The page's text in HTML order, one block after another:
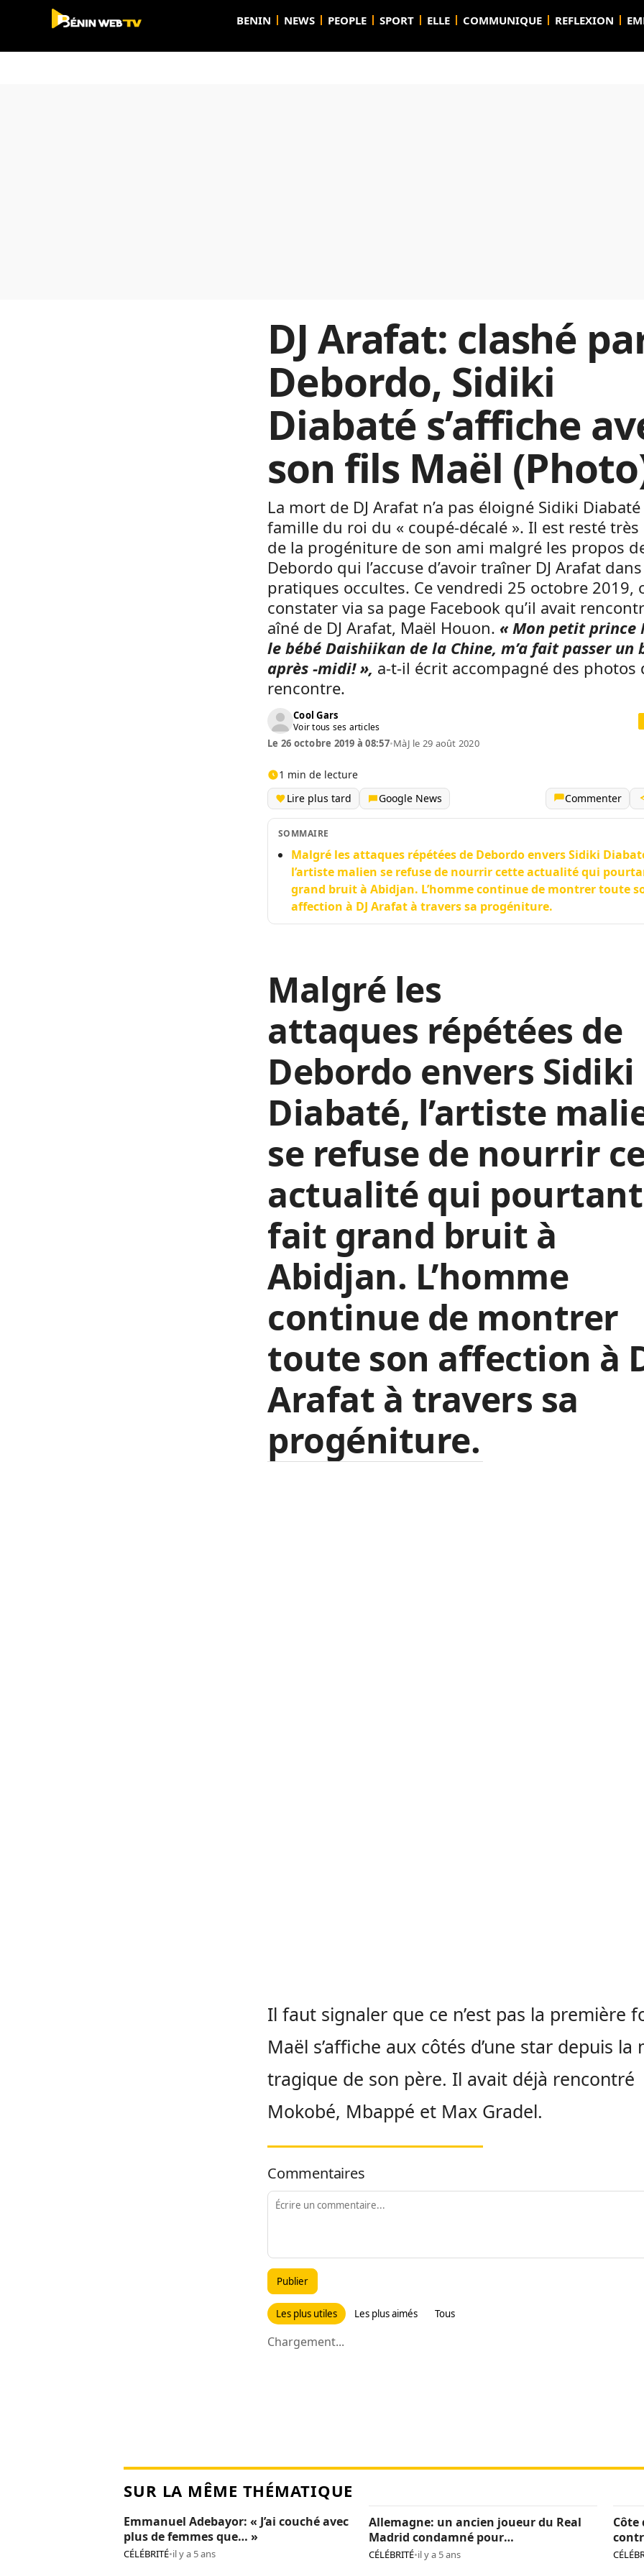
BENIN NEWS PEOPLE SPORT ELLE COMMUNIQUE REFLEXION
DJ Arafat: clashé
Debordo, Sidiki
Diabaté s’affiche
son fils Maël
La mort de DJ Arafat n’a pas éloigné Sidiki
famille du roi du « coupé-décalé ». Il est resté
de la progéniture de son ami malgré les propos
Debordo qui l’accuse d’avoir traîner DJ Arafat
pratiques occultes. Ce vendredi 25 octobre 2019,
constater via sa page Facebook qu’il avait
aîné de DJ Arafat, Maël Houon. « Mon petit prince
le bébé Daishiikan de la Chine, m’a fait passer un
après -midi! », a-t-il écrit accompagné des photos
rencontre.
Cool Gars
Voir tous ses articles
Le 26 octobre 2019 à 08:57•MàJ le 29 août 2020
1 min de lecture
Lire plus tard
Google News Commenter
SOMMAIRE
Malgré les attaques répétées de Debordo envers Sidiki
l’artiste malien se refuse de nourrir cette actualité qui
grand bruit à Abidjan. L’homme continue de montrer toute
affection à DJ Arafat à travers sa progéniture.
Malgré les
attaques répétées de
Debordo envers Sidiki
Diabaté, l’artiste
se refuse de nourrir
actualité qui pourtant
fait grand bruit à
Abidjan. L’homme
continue de montrer
toute son affection à
Arafat à travers sa
progéniture.
Il faut signaler que ce n’est pas la première
Maël s’affiche aux côtés d’une star depuis la
tragique de son père. Il avait déjà rencontré
Mokobé, Mbappé et Max Gradel.
Commentaires
Publier
Les plus utiles Les plus aimés Tous
Chargement...
SUR LA MÊME THÉMATIQUE
Emmanuel Adebayor: « J’ai couché avec
plus de femmes que… »
CÉLÉBRITÉ•il y a 5 ans
Allemagne: un ancien joueur du Real
Madrid condamné pour
pédopornographie
CÉLÉBRITÉ•il y a 5 ans
Côte